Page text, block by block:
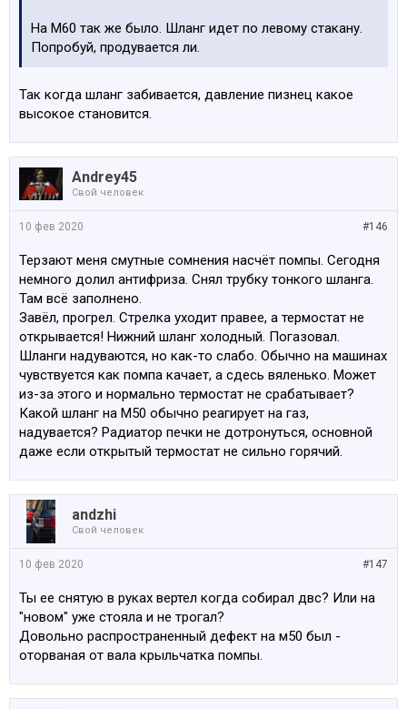
На М60 так же было. Шланг идет по левому стакану.
Попробуй, продувается ли.
Так когда шланг забивается, давление пизнец какое
высокое становится.
Andrey45
Свой человек
#146
10 фев 2020
Терзают меня смутные сомнения насчёт помпы. Сегодня
немного долил антифриза. Снял трубку тонкого шланга.
Там всё заполнено.
Завёл, прогрел. Стрелка уходит правее, а термостат не
открывается! Нижний шланг холодный. Погазовал.
Шланги надуваются, но как-то слабо. Обычно на машинах
чувствуется как помпа качает, а сдесь вяленько. Может
из-за этого и нормально термостат не срабатывает?
Какой шланг на М50 обычно реагирует на газ,
надувается? Радиатор печки не дотронуться, основной
даже если открытый термостат не сильно горячий.
аndzhi
Свой человек
#147
10 фев 2020
Ты ее снятую в руках вертел когда собирал двс? Или на
"новом" уже стояла и не трогал?
Довольно распространенный дефект на м50 был -
оторваная от вала крыльчатка помпы.